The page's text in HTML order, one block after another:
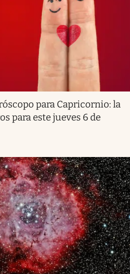
para Capricornio: la
para este jueves 6 de